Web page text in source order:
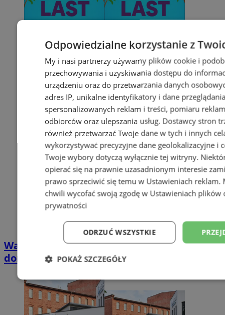
Wakacyjny wypoczynek nad Bałtykiem w
domkach Szmaragdowe Morze
Odpowiedzialne korzystanie z
My i nasi partnerzy używamy plików cookie i
przechowywania i uzyskiwania dostępu do
urządzeniu oraz do przetwarzania danych
adres IP, unikalne identyfikatory i dane
spersonalizowanych reklam i treści, pomiaru
odbiorców oraz ulepszania usług. Dostawcy stron
również przetwarzać Twoje dane w tych i innych
wykorzystywać precyzyjne dane geolokalizacyjne i
Twoje wybory dotyczą wyłącznie tej witryny.
opierać się na prawnie uzasadnionym interesie
prawo sprzeciwić się temu w Ustawieniach reklam.
chwili wycofać swoją zgodę w Ustawieniach plików
prywatności
ODRZUĆ WSZYSTKIE
POKAŻ SZCZEGÓŁY
Niezbędne Wydajność